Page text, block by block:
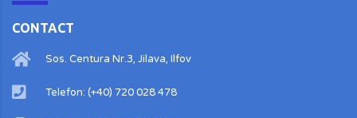
CONTACT
Sos. Centura Nr.3, Jilava, Ilfov
Telefon: (+40) 720 028 478